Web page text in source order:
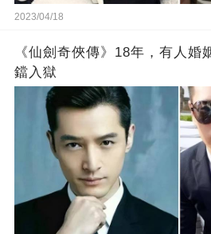
2023/04/18
《仙劍奇俠傳》18年，有人婚
鐺入獄